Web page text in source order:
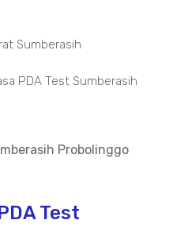
Sumberasih
PDA Test Sumberasih
Probolinggo
Test